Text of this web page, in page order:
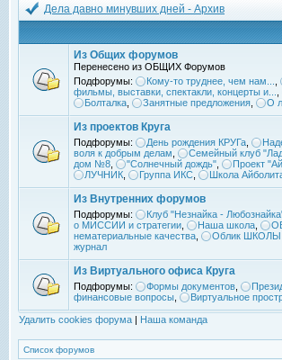
Дела давно минувших дней - Архив
Из Общих форумов
Перенесено из ОБЩИХ Форумов
Подфорумы:
Кому-то труднее, чем нам...
фильмы, выставки, спектакли, концерты и...
Болталка
Занятные предложения О
Из проектов Круга
Подфорумы: День рождения КРУГа
воля к добрым делам
Семейный клуб
дом №8
"Солнечный дождь" Проект
ЛУЧНИК
Группа ИКС Школа
Из Внутренних форумов
Подфорумы: Клуб "Незнайка -
о МИССИИ и стратегии
Наша школа
нематериальные качества
Облик ШКОЛЫ
журнал
Из Виртуального офиса Круга
Подфорумы: Формы документов
финансовые вопросы
Виртуальное
Удалить cookies форума | Наша команда
Список форумов